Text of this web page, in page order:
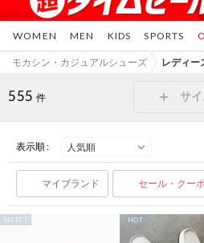
WOMEN MEN KIDS SPORTS
モカシン・カジュアルシューズ レディー
555 件 サ
表示順 :
マイブランド セール・クー
SELECT HOT